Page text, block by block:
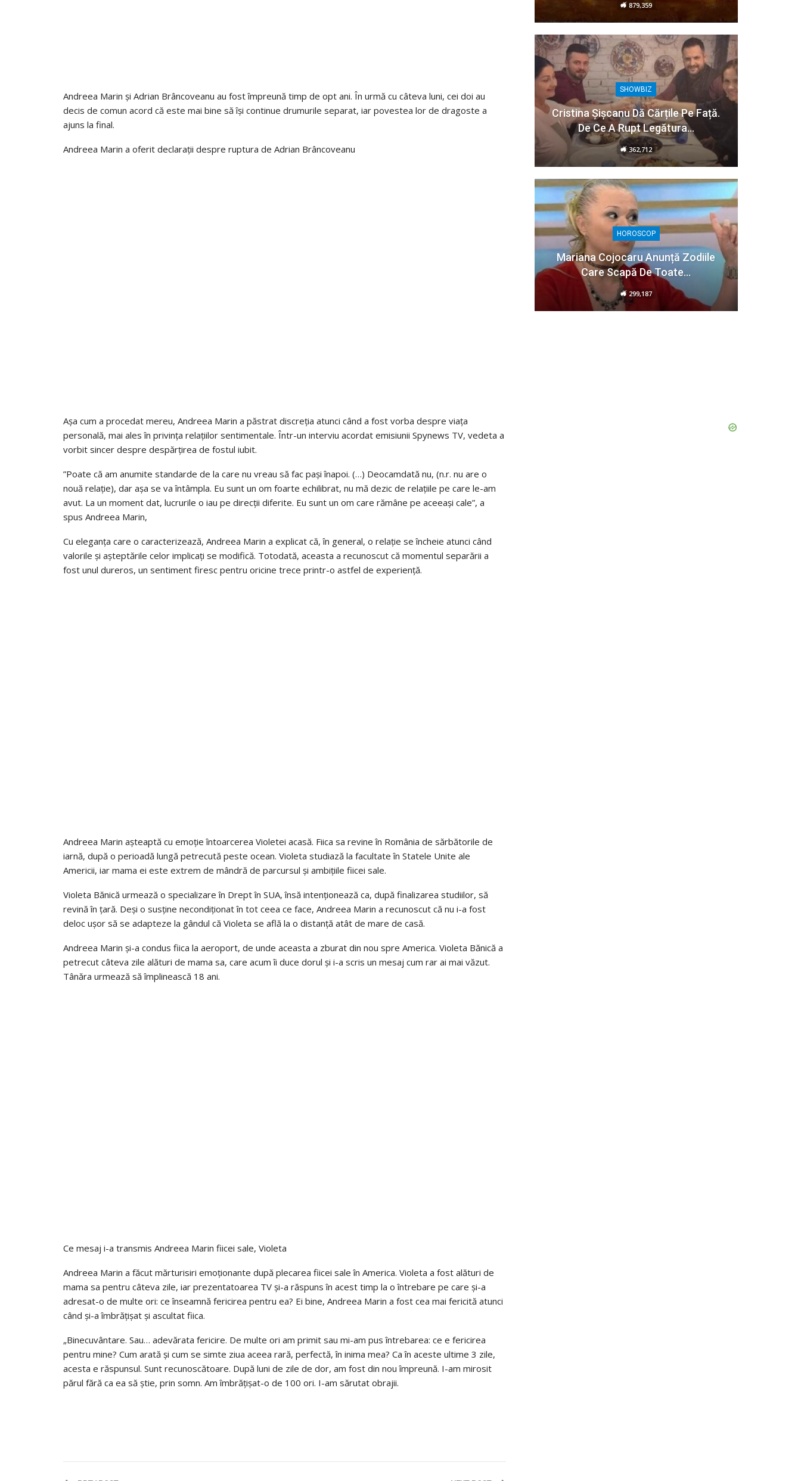
Andreea Marin și Adrian Brâncoveanu au fost împreună timp de opt ani. În urmă cu câteva luni, cei doi au
decis de comun acord că este mai bine să își continue drumurile separat, iar povestea lor de dragoste a
ajuns la final.
Andreea Marin a oferit declarații despre ruptura de Adrian Brâncoveanu
Așa cum a procedat mereu, Andreea Marin a păstrat discreția atunci când a fost vorba despre viața
personală, mai ales în privința relațiilor sentimentale. Într-un interviu acordat emisiunii Spynews TV, vedeta a
vorbit sincer despre despărțirea de fostul iubit.
”Poate că am anumite standarde de la care nu vreau să fac pași înapoi. (…) Deocamdată nu, (n.r. nu are o
nouă relație), dar așa se va întâmpla. Eu sunt un om foarte echilibrat, nu mă dezic de relațiile pe care le-am
avut. La un moment dat, lucrurile o iau pe direcții diferite. Eu sunt un om care rămâne pe aceeași cale”, a
spus Andreea Marin,
Cu eleganța care o caracterizează, Andreea Marin a explicat că, în general, o relație se încheie atunci când
valorile și așteptările celor implicați se modifică. Totodată, aceasta a recunoscut că momentul separării a
fost unul dureros, un sentiment firesc pentru oricine trece printr-o astfel de experiență.
Andreea Marin așteaptă cu emoție întoarcerea Violetei acasă. Fiica sa revine în România de sărbătorile de
iarnă, după o perioadă lungă petrecută peste ocean. Violeta studiază la facultate în Statele Unite ale
Americii, iar mama ei este extrem de mândră de parcursul și ambițiile fiicei sale.
Violeta Bănică urmează o specializare în Drept în SUA, însă intenționează ca, după finalizarea studiilor, să
revină în țară. Deși o susține necondiționat în tot ceea ce face, Andreea Marin a recunoscut că nu i-a fost
deloc ușor să se adapteze la gândul că Violeta se află la o distanță atât de mare de casă.
Andreea Marin și-a condus fiica la aeroport, de unde aceasta a zburat din nou spre America. Violeta Bănică a
petrecut câteva zile alături de mama sa, care acum îi duce dorul și i-a scris un mesaj cum rar ai mai văzut.
Tânăra urmează să împlinească 18 ani.
Ce mesaj i-a transmis Andreea Marin fiicei sale, Violeta
Andreea Marin a făcut mărturisiri emoționante după plecarea fiicei sale în America. Violeta a fost alături de
mama sa pentru câteva zile, iar prezentatoarea TV și-a răspuns în acest timp la o întrebare pe care și-a
adresat-o de multe ori: ce înseamnă fericirea pentru ea? Ei bine, Andreea Marin a fost cea mai fericită atunci
când și-a îmbrățișat și ascultat fiica.
„Binecuvântare. Sau… adevărata fericire. De multe ori am primit sau mi-am pus întrebarea: ce e fericirea
pentru mine? Cum arată și cum se simte ziua aceea rară, perfectă, în inima mea? Ca în aceste ultime 3 zile,
acesta e răspunsul. Sunt recunoscătoare. După luni de zile de dor, am fost din nou împreună. I-am mirosit
părul fără ca ea să știe, prin somn. Am îmbrățișat-o de 100 ori. I-am sărutat obrajii.
879,359
SHOWBIZ
Cristina Șișcanu Dă Cărțile Pe Față.
De Ce A Rupt Legătura…
362,712
HOROSCOP
Mariana Cojocaru Anunță Zodiile
Care Scapă De Toate…
299,187